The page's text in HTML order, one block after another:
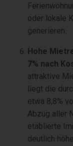
oder lokale
generieren.
Hohe
7% nach
attraktive
liegt die
etwa 8,8%
Abzug aller
etablierte
deutlich